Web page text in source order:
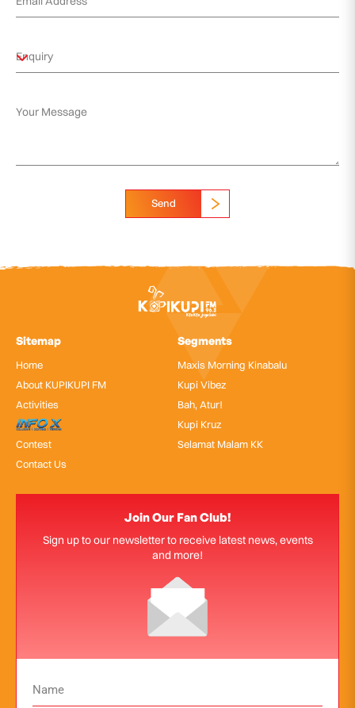
Send
Sitemap
Home
About KUPIKUPI FM
Activities
InfoX
Contest
Contact Us
Segments
Maxis Morning Kinabalu
Kupi Vibez
Bah, Atur!
Kupi Kruz
Selamat Malam KK
Join Our Fan Club!
Sign up to our newsletter to receive latest news, events
and more!